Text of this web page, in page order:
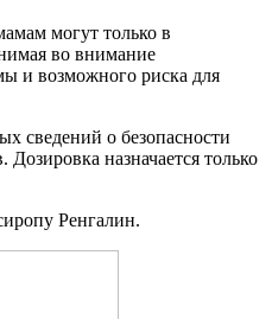
могут только в
во внимание
и возможного риска для
сведений о безопасности
Дозировка назначается только
Ренгалин.